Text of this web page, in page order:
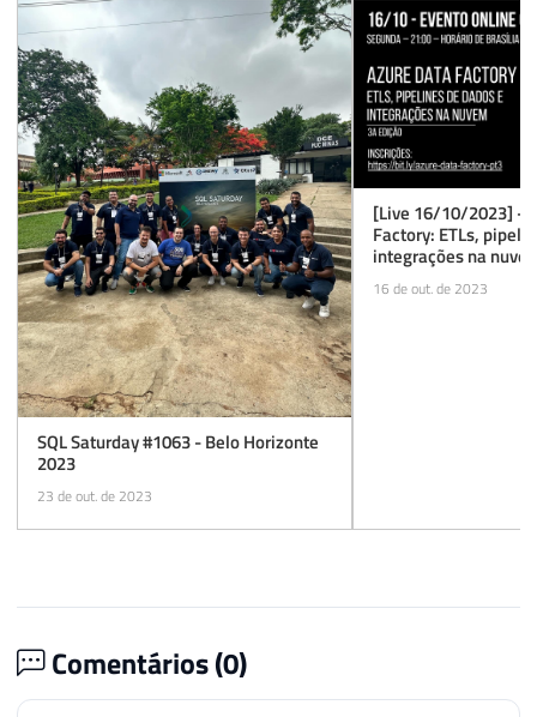
SQL Saturday #1063 - Belo Horizonte
2023
23 de out. de 2023
[Live 16/10/2023] -
Factory: ETLs,
integrações na
16 de out. de 2023
Comentários (0)